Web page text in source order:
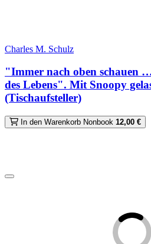
Charles M. Schulz
"Immer nach oben schauen
des Lebens". Mit Snoopy
(Tischaufsteller)
In den Warenkorb Nonbook 12,00 €